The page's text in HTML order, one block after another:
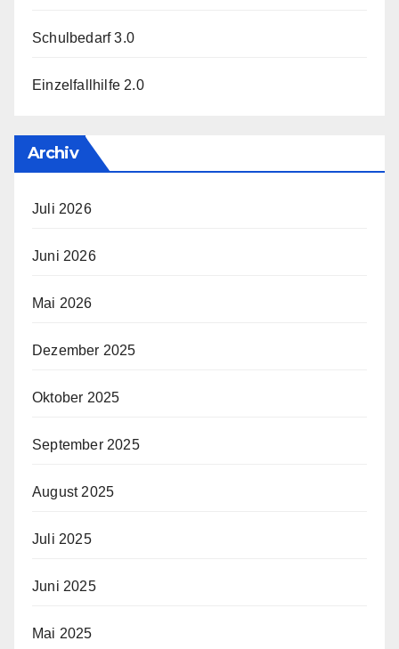
Schulbedarf 3.0
Einzelfallhilfe 2.0
Archiv
Juli 2026
Juni 2026
Mai 2026
Dezember 2025
Oktober 2025
September 2025
August 2025
Juli 2025
Juni 2025
Mai 2025